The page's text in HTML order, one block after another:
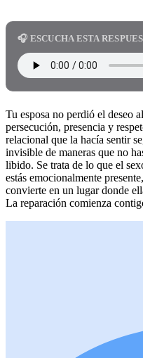
🎧 ESCUCHA ESTA
Tu esposa no perdió el deseo
persecución, presencia y
relacional que la hacía sentir
invisible de maneras que no
libido. Se trata de lo que el
estás emocionalmente
convierte en un lugar donde
La reparación comienza